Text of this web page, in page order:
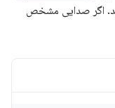
اگر صدایی مشخص